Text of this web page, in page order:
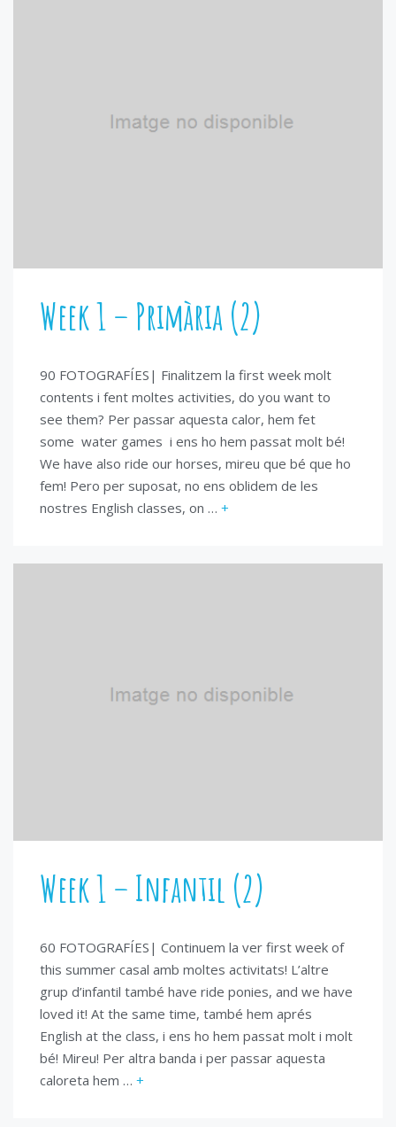
Week 1 – Primària (2)
90 FOTOGRAFÍES| Finalitzem la first week molt
contents i fent moltes activities, do you want to
see them? Per passar aquesta calor, hem fet
some water games i ens ho hem passat molt bé!
We have also ride our horses, mireu que bé que ho
fem! Pero per suposat, no ens oblidem de les
nostres English classes, on … +
Week 1 – Infantil (2)
60 FOTOGRAFÍES| Continuem la ver first week of
this summer casal amb moltes activitats! L’altre
grup d’infantil també have ride ponies, and we have
loved it! At the same time, també hem aprés
English at the class, i ens ho hem passat molt i molt
bé! Mireu! Per altra banda i per passar aquesta
caloreta hem … +